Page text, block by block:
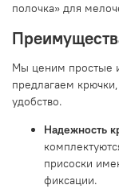
полочка» для
Мы ценим простые
предлагаем
удобство.
Надежность
присоски
фиксации.